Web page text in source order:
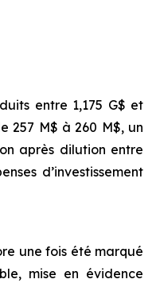
entre 1,175 G$ et
257 M$ à 260 M$, un
après dilution entre
d’investissement
une fois été marqué
mise en évidence